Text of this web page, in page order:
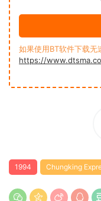
如果使用BT软件下载无
https://
1994 Chungking